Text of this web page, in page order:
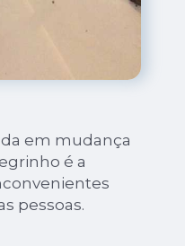
em mudança
é a
pessoas.